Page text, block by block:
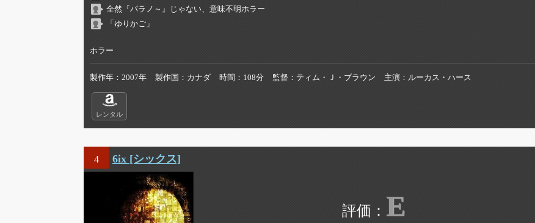
全然『パラノ～』じゃない、意味不明ホラー
「ゆりかご」
ホラー
製作年 2007年 製作国 カナダ 時間 108分 監督 ティム・Ｊ・ブラウン 主演 ルーカス・ハース
レンタル
4 6ix [シックス]
E